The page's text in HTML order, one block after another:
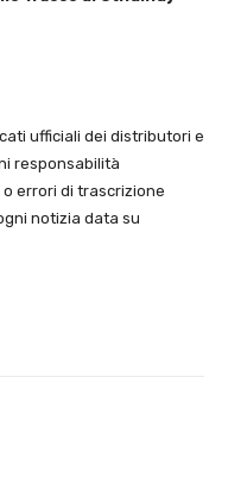
ufficiali dei distributori e
responsabilità
errori di trascrizione
notizia data su